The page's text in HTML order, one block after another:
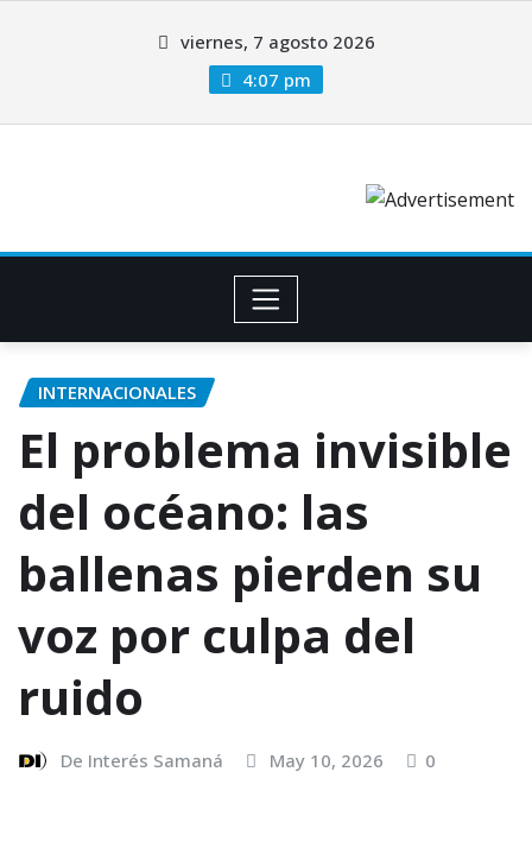
viernes, 7 agosto 2026
4:07 pm
INTERNACIONALES
El problema invisible
del océano: las
ballenas pierden su
voz por culpa del
ruido
De Interés Samaná May 10, 2026 0